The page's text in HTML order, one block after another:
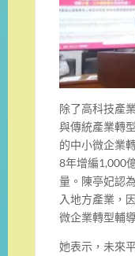
除了高科技產
與傳統產業轉
的中小微企業
8年增編1,000
量。陳亭妃認
入地方產業，
微企業轉型輔
她表示，未來